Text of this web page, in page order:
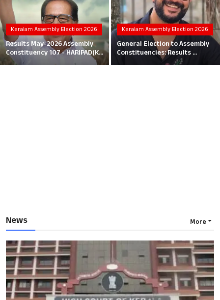
Tutorials
Malayalam
Keralam Assembly Election 2026
Results May-2026 Assembly
Constituency 107 - HARIPAD(K...
Keralam Assembly Election 2026
General Election to Assembly
Constituencies: Results ...
News More